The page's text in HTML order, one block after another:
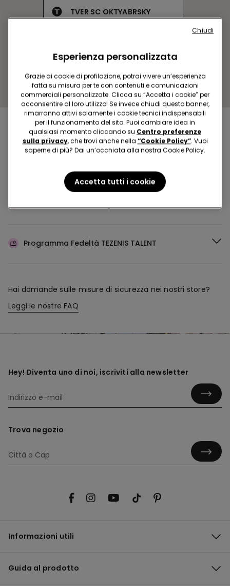
TVER SC OKTYABRSKY
Ottieni indicazioni
Acquista in negozio e ricevi l’ordine ovunque tu sia
Programma Fedeltà TEZENIS TALENT
Hai domande sulle misure di sicurezza nei nostri store?
Leggi le nostre FAQ
Hey! Diventa uno di noi, iscriviti alla newsletter
Trova negozio
Informazioni utili
Guida al prodotto
Esperienza personalizzata
Grazie ai cookie di profilazione, potrai vivere un’esperienza
fatta su misura per te con contenuti e comunicazioni
commerciali personalizzate. Clicca su “Accetta i cookie” per
acconsentire al loro utilizzo! Se invece chiudi questo banner,
rimarranno attivi solamente i cookie tecnici indispensabili
per il funzionamento del sito. Puoi cambiare idea in
qualsiasi momento cliccando su Centro preferenze
sulla privacy, che trovi anche nella “Cookie Policy”. Vuoi
saperne di più? Dai un’occhiata alla nostra Cookie Policy.
Accetta tutti i cookie
Chiudi